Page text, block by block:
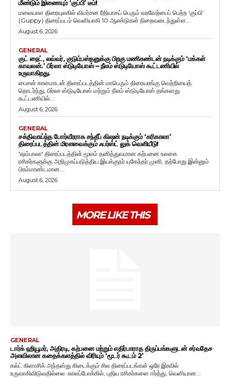
மீண்டும் இணையும் ‘குப்பி’ டீம்!
மலையாள திரையுலகில் விமர்சன ரீதியாகப் பெரும் வரவேற்பைப் பெற்ற ‘குப்பி’
(Guppy) திரைப்படம் வெளியாகி 10 ஆண்டுகள் நிறைவடைந்துள்ள...
August 6, 2026
GENERAL
குட் நைட், லவ்வர், குடும்பஸ்தனுக்கு பிறகு மணிகண்டன் நடிக்கும் ‘மக்கள்
காவலன்.’ பிர்லா ஸ்டுடியோஸ் – நீலம் ஸ்டுடியோஸ் கூட்டணியில்
உருவாகிறது.
பைசன் காளமாடன் திரைப்படத்தின் மாபெரும் திரையரங்கு வெற்றியைத்
தொடர்ந்து, பிர்லா ஸ்டுடியோஸ் மற்றும் நீலம் ஸ்டுடியோஸ் தங்களது
கூட்டணியில்...
August 6, 2026
GENERAL
சக்திவாய்ந்த போர்வீரராக சந்தீப் கிஷன் நடிக்கும் ‘கரிகாலா’
திரைப்படத்தின் மிரளவைக்கும் ஃபர்ஸ்ட் லுக் வெளியீடு!
'ஷம்பாலா' திரைப்படத்தின் மூலம் தனித்துவமான கற்பனை உலகை
ரசிகர்களுக்கு அறிமுகப்படுத்திய இயக்குநர் யுகேந்தர் முனி, தற்போது இன்னும்
பிரம்மாண்டமான...
August 6, 2026
MORE LIKE THIS
GENERAL
டார்க் ஹியூமர், அதிரடி, கற்பனை மற்றும் எதிர்பாராத திருப்பங்களுடன் சர்வதேச
அளவிலான கதைக்களத்தில் விரியும் ‘மூடர் கூடம் 2’
கல்ட் கிளாசிக் அந்தஸ்து கிடைக்கும் சில திரைப்படங்கள் ஒரே இரவில்
உருவாகிவிடுவதில்லை. காலப்போக்கில், புதிய ரசிகர்களை ஈர்த்து, வெளியான...